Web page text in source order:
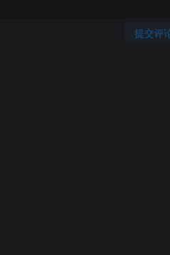
提交评